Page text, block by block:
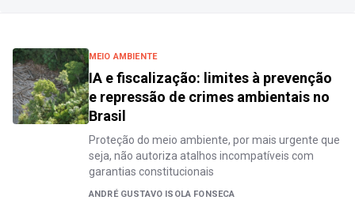
MEIO AMBIENTE
IA e fiscalização: limites à prevenção
e repressão de crimes ambientais no
Brasil
Proteção do meio ambiente, por mais urgente que
seja, não autoriza atalhos incompatíveis com
garantias constitucionais
ANDRÉ GUSTAVO ISOLA FONSECA